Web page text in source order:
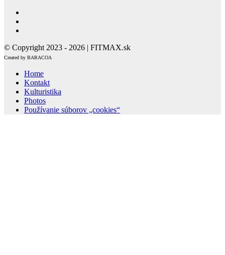
© Copyright 2023 - 2026 | FITMAX.sk
Created by BARACOA
Home
Kontakt
Kulturistika
Photos
Používanie súborov „cookies“